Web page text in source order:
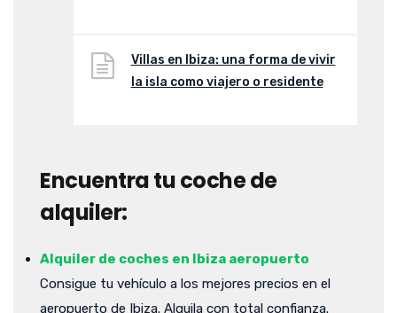
Villas en Ibiza: una forma de vivir
la isla como viajero o residente
Encuentra tu coche de
alquiler:
Alquiler de coches en Ibiza aeropuerto
Consigue tu vehículo a los mejores precios en el
aeropuerto de Ibiza. Alquila con total confianza.